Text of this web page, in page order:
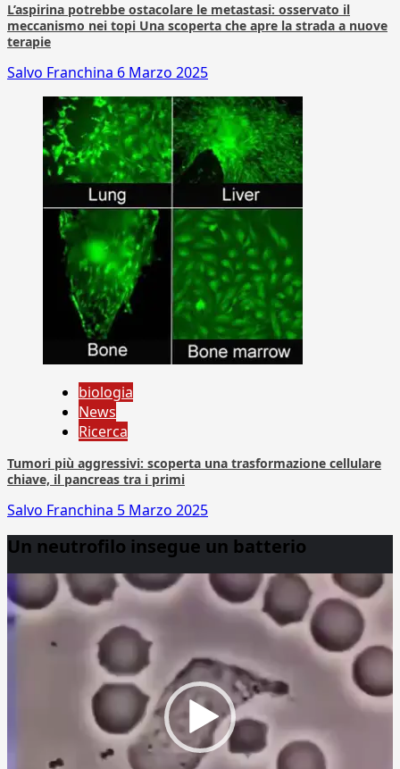
L’aspirina potrebbe ostacolare le metastasi: osservato il
meccanismo nei topi Una scoperta che apre la strada a nuove
terapie
Salvo Franchina 6 Marzo 2025
biologia
News
Ricerca
Tumori più aggressivi: scoperta una trasformazione cellulare
chiave, il pancreas tra i primi
Salvo Franchina 5 Marzo 2025
Un neutrofilo insegue un batterio
Player